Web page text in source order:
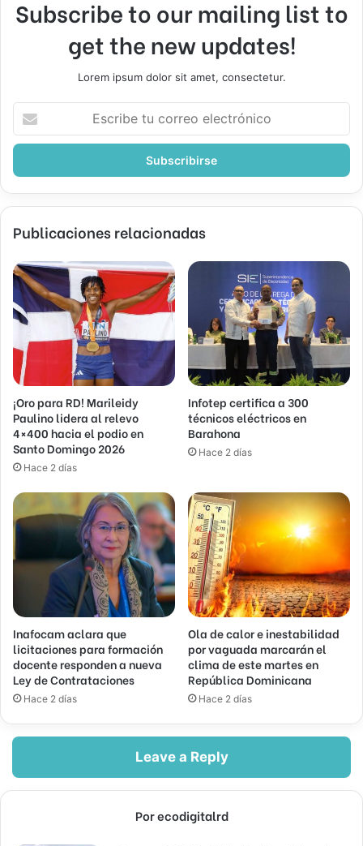
Subscribe to our mailing list to
get the new updates!
Lorem ipsum dolor sit amet, consectetur.
correo
Publicaciones relacionadas
¡Oro para RD! Marileidy
Paulino lidera al relevo
4×400 hacia el podio en
Santo Domingo 2026
Hace 2 días
Infotep certifica a 300
técnicos eléctricos en
Barahona
Hace 2 días
Inafocam aclara que
licitaciones para formación
docente responden a nueva
Ley de Contrataciones
Hace 2 días
Ola de calor e inestabilidad
por vaguada marcarán el
clima de este martes en
República Dominicana
Hace 2 días
Leave a Reply
Por ecodigitalrd